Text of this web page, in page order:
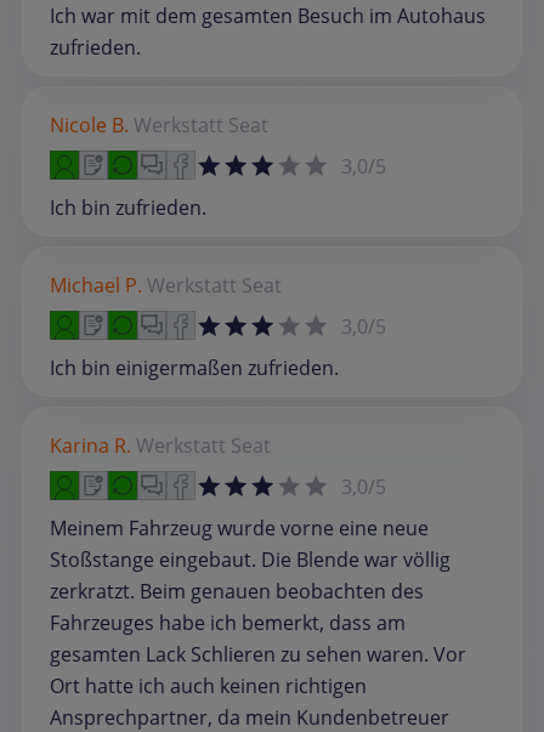
Ich war mit dem gesamten Besuch im Autohaus
zufrieden.
Nicole B. Werkstatt Seat
3,0/5
Ich bin zufrieden.
Michael P. Werkstatt Seat
3,0/5
Ich bin einigermaßen zufrieden.
Karina R. Werkstatt Seat
3,0/5
Meinem Fahrzeug wurde vorne eine neue
Stoßstange eingebaut. Die Blende war völlig
zerkratzt. Beim genauen beobachten des
Fahrzeuges habe ich bemerkt, dass am
gesamten Lack Schlieren zu sehen waren. Vor
Ort hatte ich auch keinen richtigen
Ansprechpartner, da mein Kundenbetreuer